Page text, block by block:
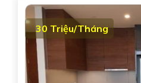
30 Triệu/Tháng